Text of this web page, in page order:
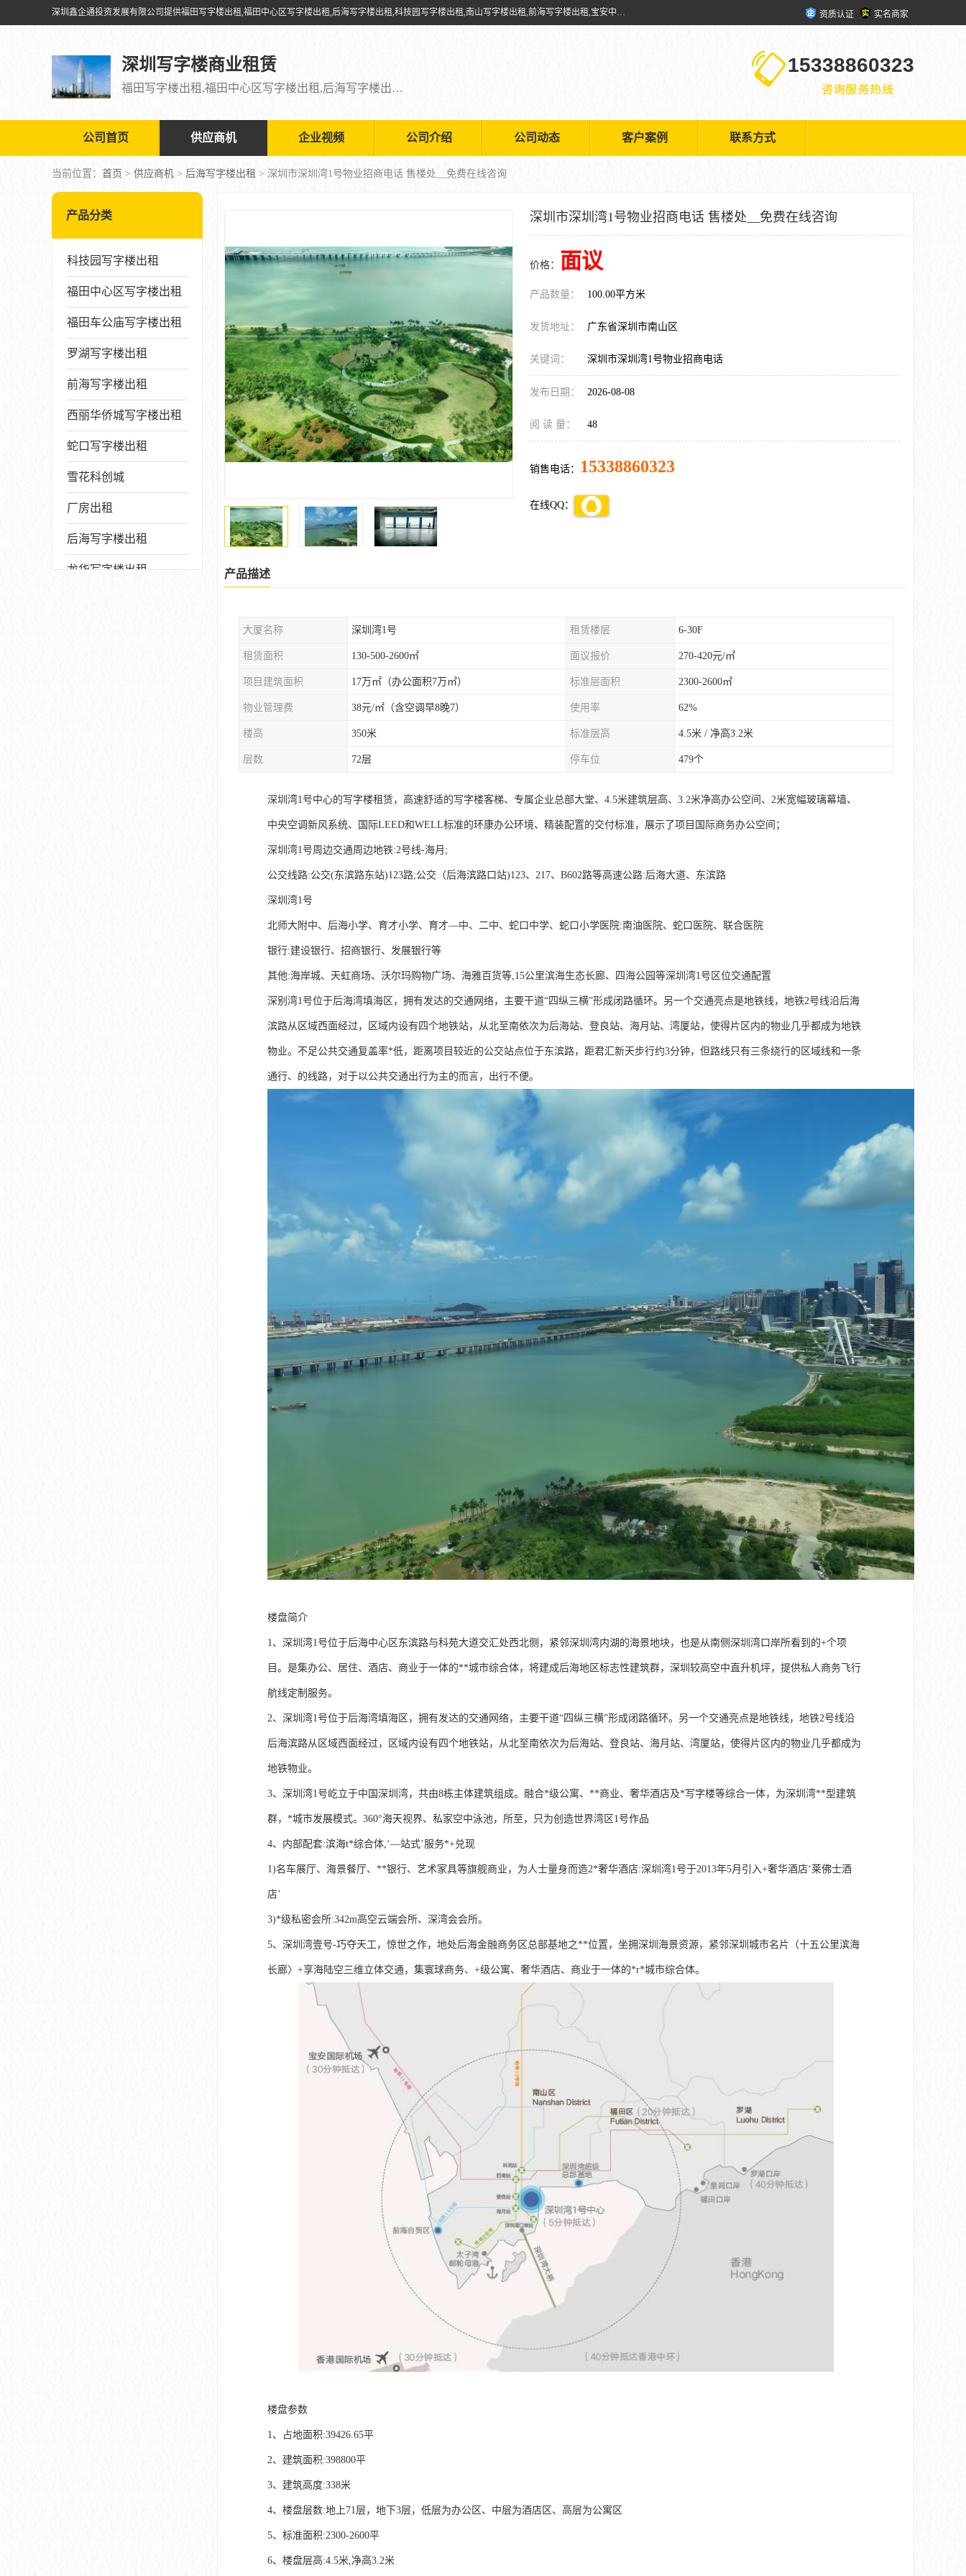
深圳鑫企通投资发展有限公司提供福田写字楼出租,福田中心区写字楼出租,后海写字楼出租,科技园写字楼出租,南山写字楼出租,前海写字楼出租,宝安中心写字楼出租,车公庙写字楼出租,深圳写字楼出租，欢迎有需要的朋友前来咨询。 资质认证 实名商家
深圳写字楼商业租赁
福田写字楼出租,福田中心区写字楼出租,后海写字楼出租,科技园写字楼出租,南山写字楼出租,前海写字楼出租,宝安中心写字楼出租
15338860323
公司首页 供应商机 企业视频 公司介绍 公司动态 客户案例 联系方式
当前位置： 首页 > 供应商机 > 后海写字楼出租 > 深圳市深圳湾1号物业招商电话 售楼处__免费在线咨询
产品分类
科技园写字楼出租
福田中心区写字楼出租
福田车公庙写字楼出租
罗湖写字楼出租
前海写字楼出租
西丽华侨城写字楼出租
蛇口写字楼出租
雪花科创城
厂房出租
后海写字楼出租
龙华写字楼出租
深圳市深圳湾1号物业招商电话 售楼处__免费在线咨询
价格： 面议
产品数量： 100.00平方米
发货地址： 广东省深圳市南山区
关键词： 深圳市深圳湾1号物业招商电话
发布日期： 2026-08-08
阅 读 量： 48
销售电话： 15338860323
在线QQ：
产品描述
大厦名称 深圳湾1号 租赁楼层 6-30F
租赁面积 130-500-2600㎡ 面议报价 270-420元/㎡
项目建筑面积 17万㎡（办公面积7万㎡） 标准层面积 2300-2600㎡
物业管理费 38元/㎡（含空调早8晚7） 使用率 62%
楼高 350米 标准层高 4.5米 / 净高3.2米
层数 72层 停车位 479个
深圳湾1号中心的写字楼租赁，高速舒适的写字楼客梯、专属企业总部大堂、4.5米建筑层高、3.2米净高办公空间、2米宽幅玻璃幕墙、
中央空调新风系统、国际LEED和WELL标准的环康办公环境、精装配置的交付标准，展示了项目国际商务办公空间；
深圳湾1号周边交通周边地铁:2号线-海月;
公交线路:公交(东滨路东站)123路;公交（后海滨路口站)123、217、B602路等高速公路:后海大道、东滨路
深圳湾1号
北师大附中、后海小学、育才小学、育才—中、二中、蛇口中学、蛇口小学医院:南油医院、蛇口医院、联合医院
银行:建设银行、招商银行、发展银行等
其他:海岸城、天虹商场、沃尔玛购物广场、海雅百货等,15公里滨海生态长廊、四海公园等深圳湾1号区位交通配置
深别湾1号位于后海湾填海区，拥有发达的交通网络，主要干道“四纵三横”形成闭路循环。另一个交通亮点是地铁线，地铁2号线沿后海
滨路从区域西面经过，区域内设有四个地铁站，从北至南依次为后海站、登良站、海月站、湾厦站，使得片区内的物业几乎都成为地铁
物业。不足公共交通复盖率*低，距离项目较近的公交站点位于东滨路，距君汇新天步行约3分钟，但路线只有三条绕行的区域线和一条
通行、的线路，对于以公共交通出行为主的而言，出行不便。
楼盘简介
1、深圳湾1号位于后海中心区东滨路与科苑大道交汇处西北侧，紧邻深圳湾内湖的海景地块，也是从南侧深圳湾口岸所看到的+个项
目。是集办公、居住、酒店、商业于一体的**城市综合体，将建成后海地区标志性建筑群，深圳较高空中直升机坪，提供私人商务飞行
航线定制服务。
2、深圳湾1号位于后海湾填海区，拥有发达的交通网络，主要干道“四纵三横”形成闭路循环。另一个交通亮点是地铁线，地铁2号线沿
后海滨路从区域西面经过，区域内设有四个地铁站，从北至南依次为后海站、登良站、海月站、湾厦站，使得片区内的物业几乎都成为
地铁物业。
3、深圳湾1号屹立于中国深圳湾，共由8栋主体建筑组成。融合*级公寓、**商业、奢华酒店及*写字楼等综合一体，为深圳湾**型建筑
群，*城市发展模式。360°海天视界、私家空中泳池，所至，只为创造世界湾区1号作品
4、内部配套:滨海t*综合体,‘—站式’服务*+兑现
1)名车展厅、海景餐厅、**银行、艺术家具等旗舰商业，为人士量身而造2*奢华酒店:深圳湾1号于2013年5月引入+奢华酒店‘莱佛士酒
店’
3)*级私密会所:342m高空云端会所、深湾会会所。
5、深圳湾壹号-巧夺天工，惊世之作，地处后海金融商务区总部基地之**位置，坐拥深圳海景资源，紧邻深圳城市名片（十五公里滨海
长廊〉+享海陆空三维立体交通，集寰球商务、+级公寓、奢华酒店、商业于一体的*r*城市综合体。
楼盘参数
1、占地面积:39426.65平
2、建筑面积:398800平
3、建筑高度:338米
4、楼盘层数:地上71层，地下3层，低层为办公区、中层为酒店区、高层为公寓区
5、标准面积:2300-2600平
6、楼盘层高:4.5米,净高3.2米